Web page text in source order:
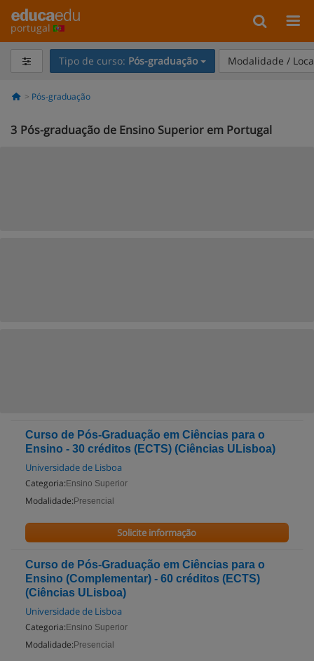
portugal
Tipo de curso: Pós-graduação Modalidade /
Pós-graduação
3 Pós-graduação de Ensino Superior em Portugal
Curso de Pós-Graduação em Ciências para o
Ensino - 30 créditos (ECTS) (Ciências ULisboa)
Universidade de Lisboa
Categoria: Ensino Superior
Modalidade: Presencial
Solicite informação
Curso de Pós-Graduação em Ciências para o
Ensino (Complementar) - 60 créditos (ECTS)
(Ciências ULisboa)
Universidade de Lisboa
Categoria: Ensino Superior
Modalidade: Presencial